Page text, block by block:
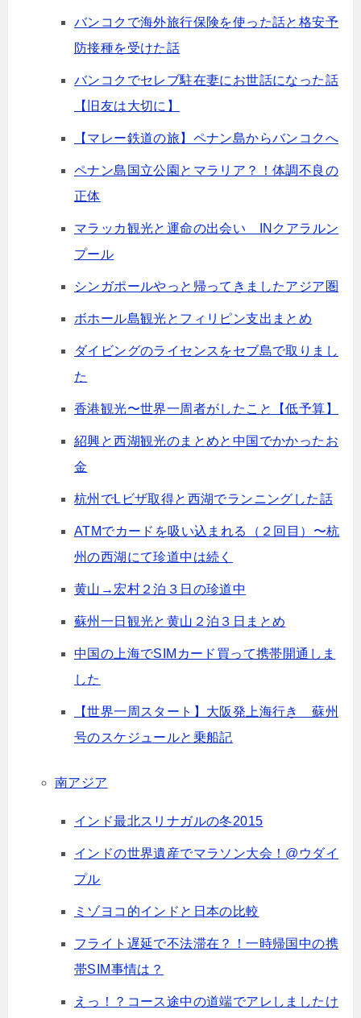
バンコクで海外旅行保険を使った話と格安予
防接種を受けた話
バンコクでセレブ駐在妻にお世話になった話
【旧友は大切に】
【マレー鉄道の旅】ペナン島からバンコクへ
ペナン島国立公園とマラリア？！体調不良の
正体
マラッカ観光と運命の出会い INクアラルン
プール
シンガポールやっと帰ってきましたアジア圏
ボホール島観光とフィリピン支出まとめ
ダイビングのライセンスをセブ島で取りまし
た
香港観光〜世界一周者がしたこと【低予算】
紹興と西湖観光のまとめと中国でかかったお
金
杭州でLビザ取得と西湖でランニングした話
ATMでカードを吸い込まれる（２回目）〜杭
州の西湖にて珍道中は続く
黄山→宏村２泊３日の珍道中
蘇州一日観光と黄山２泊３日まとめ
中国の上海でSIMカード買って携帯開通しま
した
【世界一周スタート】大阪発上海行き 蘇州
号のスケジュールと乗船記
南アジア
インド最北スリナガルの冬2015
インドの世界遺産でマラソン大会！@ウダイ
プル
ミゾヨコ的インドと日本の比較
フライト遅延で不法滞在？！一時帰国中の携
帯SIM事情は？
えっ！？コース途中の道端でアレしましたけ